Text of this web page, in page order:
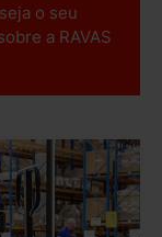
o seu
a RAVAS